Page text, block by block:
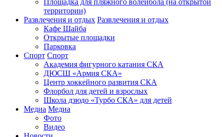
Площадка для пляжного волейбола (на открытой
территории)
Развлечения и отдых Развлечения и отдых
Кафе Шайба
Открытые площадки
Парковка
Спорт Спорт
Академия фигурного катания СКА
ДЮСШ «Армия СКА»
Центр хоккейного развития СКА
Флорбол для детей и взрослых
Школа дзюдо «Турбо СКА» для детей
Медиа Медиа
Фото
Видео